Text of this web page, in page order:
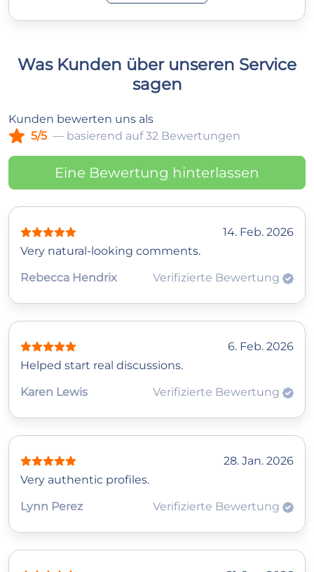
Was Kunden über unseren Service
sagen
Kunden bewerten uns als
5/5 — basierend auf 32 Bewertungen
Eine Bewertung hinterlassen
14. Feb. 2026
Very natural-looking comments.
Rebecca Hendrix
Verifizierte Bewertung
6. Feb. 2026
Helped start real discussions.
Karen Lewis
Verifizierte Bewertung
28. Jan. 2026
Very authentic profiles.
Lynn Perez
Verifizierte Bewertung